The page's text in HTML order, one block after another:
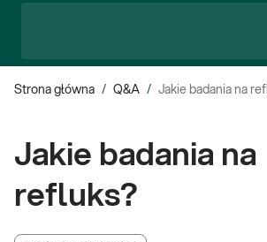
Strona główna / Q&A / Jakie badania na
Jakie badania na
refluks?